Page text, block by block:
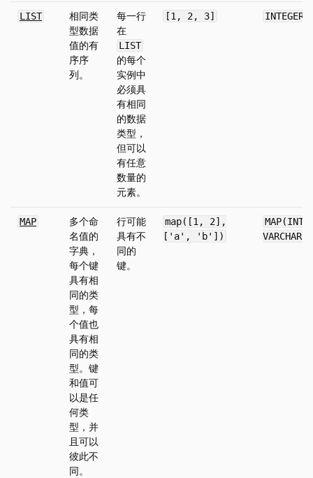
LIST
相同类
型数据
值的有
序序
列。
每一行
在
LIST
的每个
实例中
必须具
有相同
的数据
类型，
但可以
有任意
数量的
元素。
[1, 2, 3]
MAP
多个命
名值的
字典，
每个键
具有相
同的类
型，每
个值也
具有相
同的类
型。键
和值可
以是任
何类
型，并
且可以
彼此不
同。
行可能
具有不
同的
键。
map([1, 2],
['a', 'b'])
VARCHAR)